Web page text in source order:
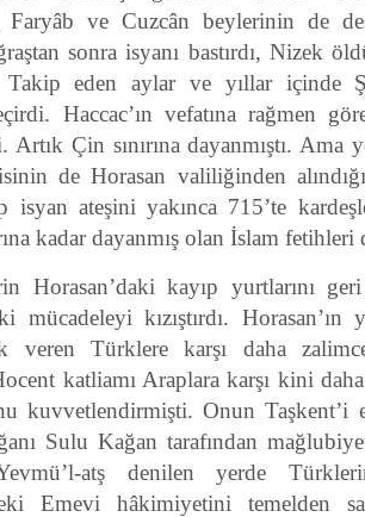
Faryâb ve Cuzcân beylerinin de
sonra isyanı bastırdı, Nizek
Takip eden aylar ve yıllar içinde
Haccac’ın vefatına rağmen
Artık Çin sınırına dayanmıştı.
de Horasan valiliğinden
isyan ateşini yakınca 715’te
kadar dayanmış olan İslam fetihleri
Horasan’daki kayıp yurtlarını
mücadeleyi kızıştırdı.
veren Türklere karşı daha
katliamı Araplara karşı kini
kuvvetlendirmişti. Onun Taşkent’i
Sulu Kağan tarafından
atş denilen yerde
Emevi hâkimiyetini temelden